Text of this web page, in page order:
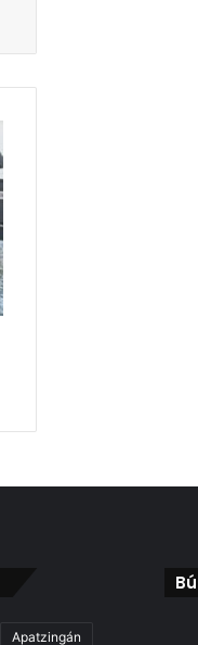
Apatzingán